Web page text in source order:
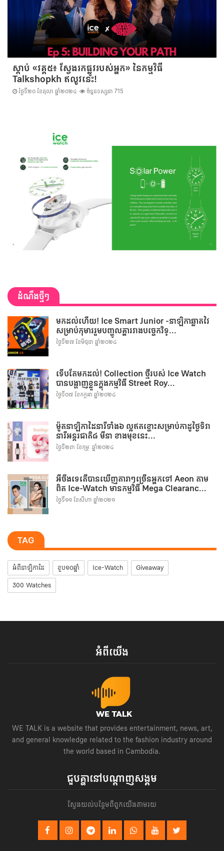
ស្តាប់ «វគ្គ៥៖ ស្វែងរកផ្លូវរបស់អ្នក» នៃកម្មវិធី
Talkshopkh ឥលូវនេះ!
ថ្ងៃទី២០ ខែតុលា ឆ្នាំ២០២៤ ចំនួនទស្សនា 715
ដំណឹងថ្មីៗ
មកដល់ហើយ! Ice Smart Junior -នាឡិកាឆ្លាតវៃ
សម្រាប់កុមាររួមបញ្ចូលគ្នារវាងបច្ចេកវិទ្...
ថ្ងៃទី២៧ ខែមិថុនា ឆ្នាំ២០២៤
ទើបតែមកដល់! Collection ថ្មីរបស់ Ice Watch
បានបង្ហាញខ្លួនក្នុងកម្មវិធី Street Roy...
ថ្ងៃទី០៧ ខែកក្កដា ឆ្នាំ២០២៤
ម៉ូតនាឡិកាដៃនារីទាំង៦ ល្អឥតខ្ចោះសម្រាប់កាដូថ្ងៃទិវា
នារីអន្តរជាតិ៨ មីនា ខាងមុខនេះ...
ថ្ងៃទី២៣ ខែកុម្ភៈ ឆ្នាំ២០២៤
អីចឹងទេតើបានឃើញតារាៗច្រើនអ្នកទៅ Aeon តាម
ពិត Ice-Watch មានកម្មវិធី Mega Clearanc...
ថ្ងៃទី១១ ខែសីហា ឆ្នាំ២០២១
TAG
អំពីនាឡិកាដៃ ខួប១០ឆ្នាំ Ice-Watch
Giveaway
300 Watches
អំពីយើង
WE TALK is a website that provides entertainment, news, art,
and general knowledge related to the fashion industry around
the world based in Cambodia.
ជួបគ្នានៅបណ្តាញសង្គម
ស្វែងយល់បន្ថែមពីពួកយើងតាមរយ